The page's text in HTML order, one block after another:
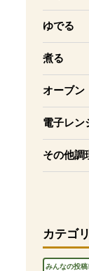
ゆでる
煮る
オーブン
電子レン
その他調
カテゴ
みんなの投稿